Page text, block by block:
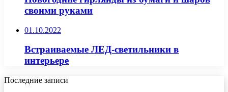
своими руками
01.10.2022
Встраиваемые ЛЕД-светильники в
интерьере
Последние записи